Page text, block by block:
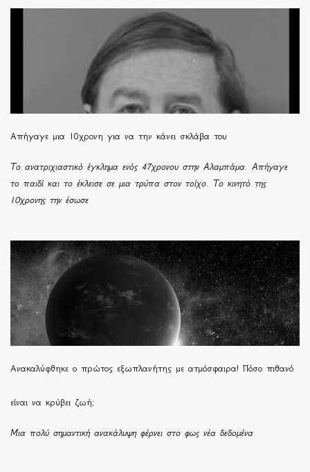
Απήγαγε μια 10χρονη για να την κάνει σκλάβα του
Το ανατριχιαστικό έγκλημα ενός 47χρονου στην Αλαμπάμα. Απήγαγε
το παιδί και το έκλεισε σε μια τρύπα στον τοίχο. Το κινητό της
10χρονης την έσωσε
Ανακαλύφθηκε ο πρώτος εξωπλανήτης με ατμόσφαιρα! Πόσο πιθανό
είναι να κρύβει ζωή;
Μια πολύ σημαντική ανακάλυψη φέρνει στο φως νέα δεδομένα